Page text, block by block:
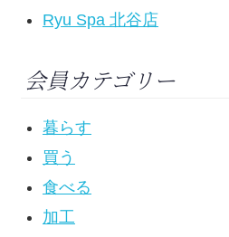
Ryu Spa 北谷店
会員カテゴリー
暮らす
買う
食べる
加工